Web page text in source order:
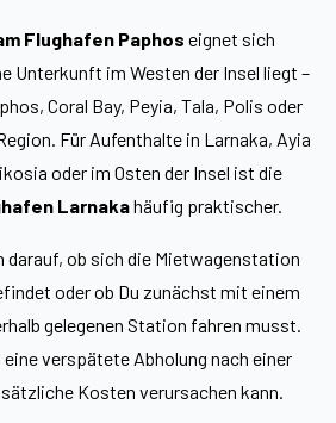
Flughafen Paphos eignet sich
Unterkunft im Westen der Insel liegt –
Coral Bay, Peyia, Tala, Polis oder
Für Aufenthalte in Larnaka, Ayia
oder im Osten der Insel ist die
Larnakahäufig praktischer.
darauf, ob sich die Mietwagenstation
oder ob Du zunächst mit einem
gelegenen Station fahren musst.
eine verspätete Abholung nach einer
Kosten verursachen kann.